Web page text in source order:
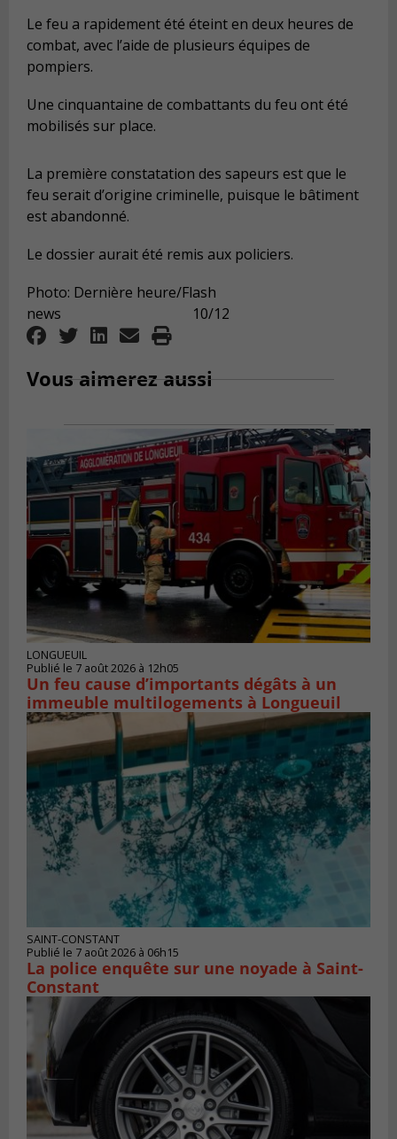
Le feu a rapidement été éteint en deux heures de
combat, avec l’aide de plusieurs équipes de
pompiers.
Une cinquantaine de combattants du feu ont été
mobilisés sur place.
La première constatation des sapeurs est que le
feu serait d’origine criminelle, puisque le bâtiment
est abandonné.
Le dossier aurait été remis aux policiers.
Photo: Dernière heure/Flash
news 10/12
Vous aimerez aussi
LONGUEUIL
Publié le 7 août 2026 à 12h05
Un feu cause d’importants dégâts à un
immeuble multilogements à Longueuil
SAINT-CONSTANT
Publié le 7 août 2026 à 06h15
La police enquête sur une noyade à Saint-
Constant